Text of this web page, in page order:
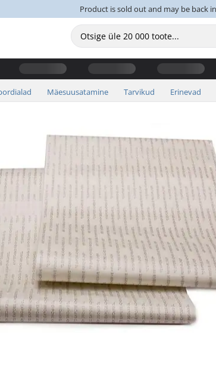
Product is sold out and may be back
Mäesuusatamine Tarvikud Erinevad